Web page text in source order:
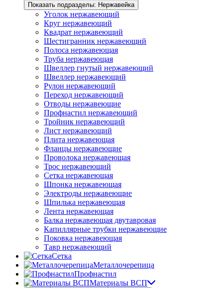
Показать подразделы: Нержавейка
Уголок нержавеющий
Круг нержавеющий
Квадрат нержавеющий
Шестигранник нержавеющий
Полоса нержавеющая
Труба нержавеющая
Швеллер гнутый нержавеющий
Швеллер нержавеющий
Рулон нержавеющий
Переход нержавеющий
Отводы нержавеющие
Профнастил нержавеющий
Тройник нержавеющий
Лист нержавеющий
Плита нержавеющая
Фланцы нержавеющие
Проволока нержавеющая
Трос нержавеющий
Сетка нержавеющая
Шпонка нержавеющая
Электроды нержавеющие
Шпилька нержавеющая
Лента нержавеющая
Балка нержавеющая двутавровая
Капиллярные трубки нержавеющие
Поковка нержавеющая
Тавр нержавеющий
Сетка
Металлочерепица
Профнастил
Материалы ВСП